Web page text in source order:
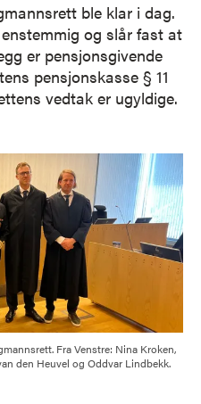
ble klar i dag.
og slår fast at
er pensjonsgivende
pensjonskasse § 11
vedtak er ugyldige.
Fra Venstre: Nina Kroken,
den Heuvel og Oddvar Lindbekk.